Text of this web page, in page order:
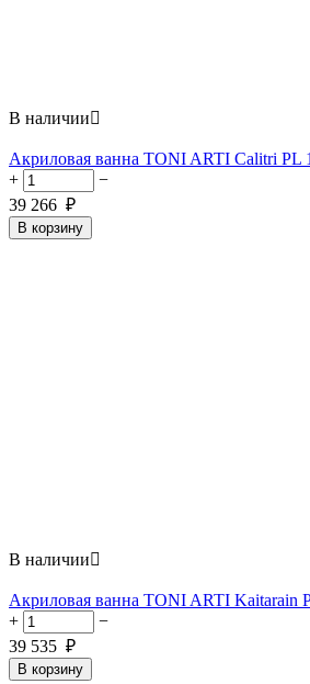
В наличии
Акриловая ванна TONI ARTI Calitri PL
+
−
39 266 ₽
В корзину
В наличии
Акриловая ванна TONI ARTI Kaitarain
+
−
39 535 ₽
В корзину